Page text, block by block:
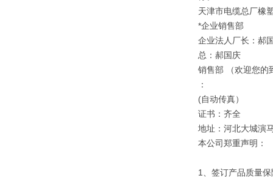
天津市电缆总厂橡
*企业销售部
企业法人厂长：郝
总：郝国庆
销售部 （欢迎您的
：
(自动传真）
证书：齐全
地址：河北大城演
本公司郑重声明：
1、签订产品质量